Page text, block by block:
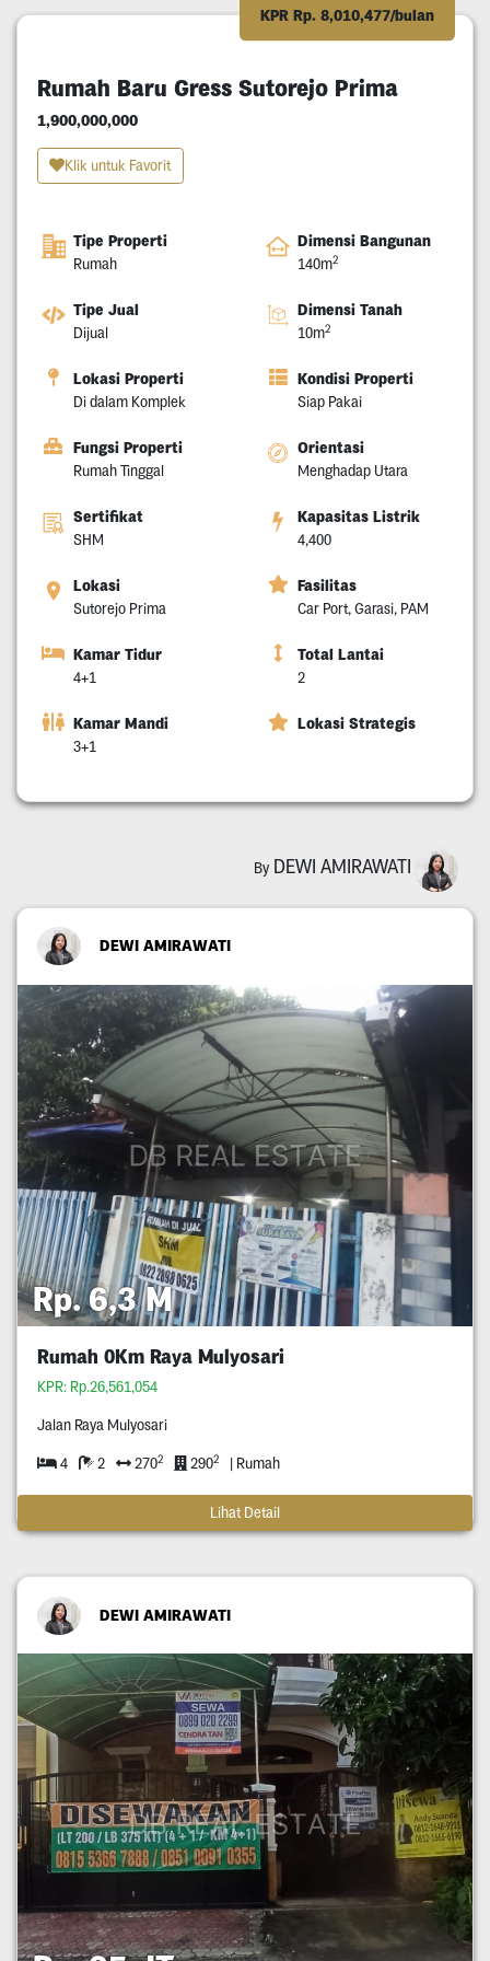
KPR Rp. 8,010,477/bulan
Rumah Baru Gress Sutorejo Prima
1,900,000,000
Klik untuk Favorit
Tipe Properti
Rumah
Dimensi Bangunan
140m2
Tipe Jual
Dijual
Dimensi Tanah
10m2
Lokasi Properti
Di dalam Komplek
Kondisi Properti
Siap Pakai
Fungsi Properti
Rumah Tinggal
Orientasi
Menghadap Utara
Sertifikat
SHM
Kapasitas Listrik
4,400
Lokasi
Sutorejo Prima
Fasilitas
Car Port, Garasi, PAM
Kamar Tidur
4+1
Total Lantai
2
Kamar Mandi
3+1
Lokasi Strategis
By DEWI AMIRAWATI
DEWI AMIRAWATI
Rp. 6,3 M
Rumah 0Km Raya Mulyosari
KPR: Rp.26,561,054
Jalan Raya Mulyosari
4 2 2702 2902 | Rumah
Lihat Detail
DEWI AMIRAWATI